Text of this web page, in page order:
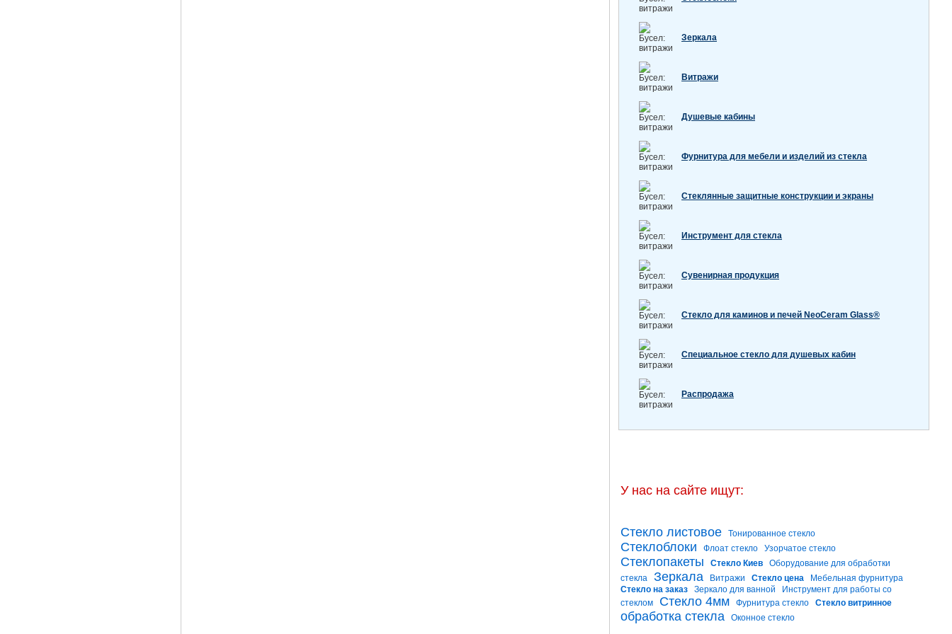
Зеркала
Витражи
Душевые кабины
Фурнитура для мебели и изделий из стекла
Стеклянные защитные конструкции и экраны
Инструмент для стекла
Сувенирная продукция
Стекло для каминов и печей NeoCeram Glass®
Специальное стекло для душевых кабин
Распродажа
У нас на сайте ищут:
Стекло листовое Тонированное стекло
Стеклоблоки Флоат стекло Узорчатое стекло
Стеклопакеты Стекло Киев
Оборудование для обработки
стекла
Зеркала Витражи Стекло цена
Мебельная фурнитура
Стекло на заказ
Зеркало для ванной
Инструмент для работы со
стеклом
Стекло 4мм Фурнитура стекло Стекло витринное
обработка стекла Оконное стекло